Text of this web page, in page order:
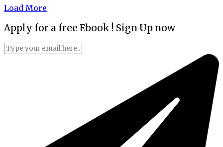
Load More
Apply for a free Ebook ! Sign Up now